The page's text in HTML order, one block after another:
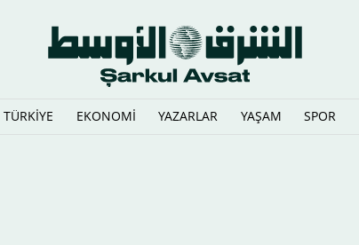
TÜRKİYE EKONOMİ YAZARLAR YAŞAM SPOR